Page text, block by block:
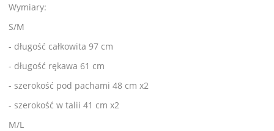
Wymiary:
S/M
- długość całkowita 97 cm
- długość rękawa 61 cm
- szerokość pod pachami 48 cm x2
- szerokość w talii 41 cm x2
M/L